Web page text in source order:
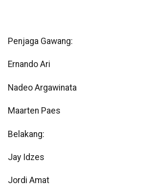
Penjaga Gawang:
Ernando Ari
Nadeo Argawinata
Maarten Paes
Belakang:
Jay Idzes
Jordi Amat